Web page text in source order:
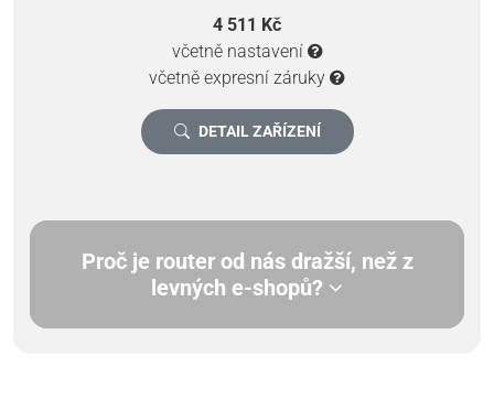
4 511 Kč
včetně nastavení
včetně expresní záruky
DETAIL ZAŘÍZENÍ
Proč je router od nás dražší, než z
levných e-shopů?